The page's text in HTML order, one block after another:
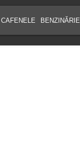
CAFENELE BENZINĂRIE